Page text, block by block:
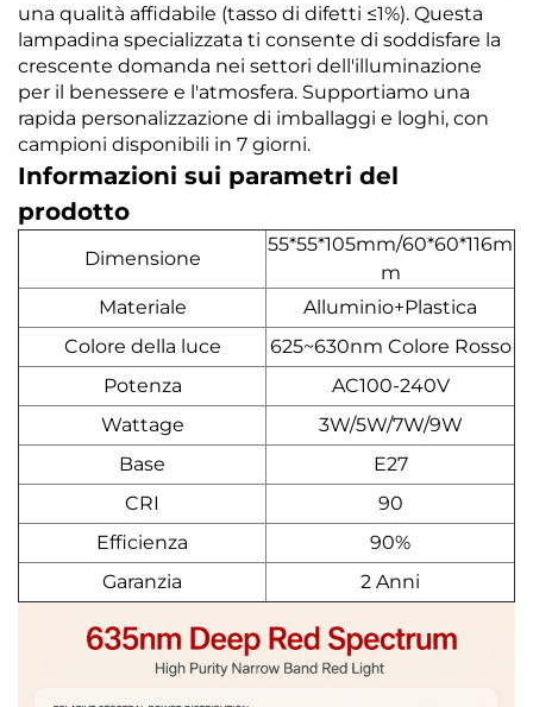
una qualità affidabile (tasso di difetti ≤1%). Questa
lampadina specializzata ti consente di soddisfare la
crescente domanda nei settori dell'illuminazione
per il benessere e l'atmosfera. Supportiamo una
rapida personalizzazione di imballaggi e loghi, con
campioni disponibili in 7 giorni.
Informazioni sui parametri del
prodotto
Dimensione
55*55*105mm/60*60*116m
m
Materiale
Alluminio+Plastica
Colore della luce
625~630nm Colore Rosso
Potenza
AC100-240V
Wattage
3W/5W/7W/9W
Base
E27
CRI
90
Efficienza
90%
Garanzia
2 Anni